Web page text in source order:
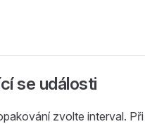
se události
zvolte interval.